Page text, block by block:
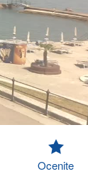
Ocenite